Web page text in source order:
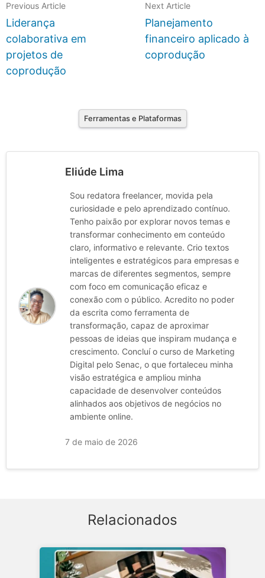
Previous Article
Liderança
colaborativa em
projetos de
coprodução
Next Article
Planejamento
financeiro aplicado à
coprodução
Ferramentas e Plataformas
Eliúde Lima
Sou redatora freelancer, movida pela
curiosidade e pelo aprendizado contínuo.
Tenho paixão por explorar novos temas e
transformar conhecimento em conteúdo
claro, informativo e relevante. Crio textos
inteligentes e estratégicos para empresas e
marcas de diferentes segmentos, sempre
com foco em comunicação eficaz e
conexão com o público. Acredito no poder
da escrita como ferramenta de
transformação, capaz de aproximar
pessoas de ideias que inspiram mudança e
crescimento. Concluí o curso de Marketing
Digital pelo Senac, o que fortaleceu minha
visão estratégica e ampliou minha
capacidade de desenvolver conteúdos
alinhados aos objetivos de negócios no
ambiente online.
7 de maio de 2026
Relacionados